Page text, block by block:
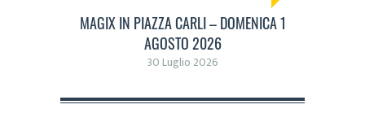
MAGIX IN PIAZZA CARLI – DOMENICA 1
AGOSTO 2026
30 Luglio 2026